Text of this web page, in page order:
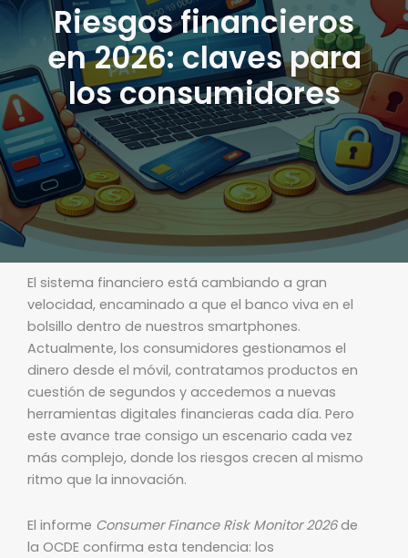
Riesgos financieros
en 2026: claves para
los consumidores
El sistema financiero está cambiando a gran
velocidad, encaminado a que el banco viva en el
bolsillo dentro de nuestros smartphones.
Actualmente, los consumidores gestionamos el
dinero desde el móvil, contratamos productos en
cuestión de segundos y accedemos a nuevas
herramientas digitales financieras cada día. Pero
este avance trae consigo un escenario cada vez
más complejo, donde los riesgos crecen al mismo
ritmo que la innovación.
El informe Consumer Finance Risk Monitor 2026de
la OCDE confirma esta tendencia: los